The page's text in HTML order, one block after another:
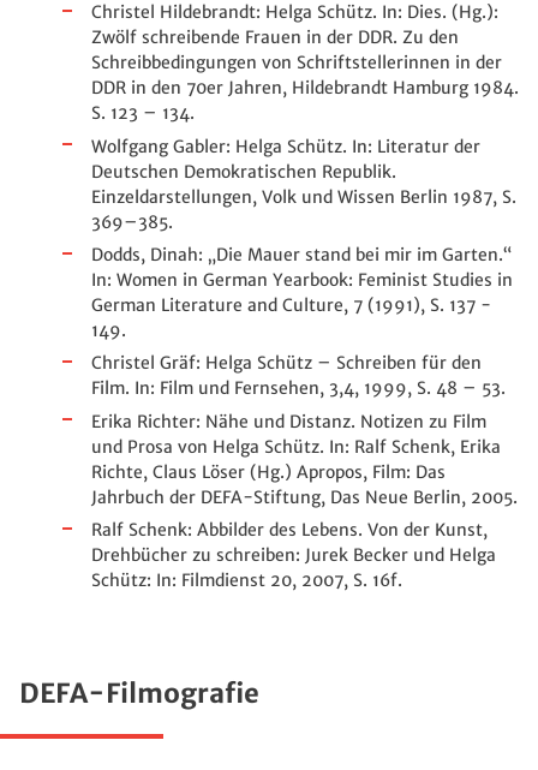
Christel Hildebrandt: Helga Schütz. In: Dies. (Hg.):
Zwölf schreibende Frauen in der DDR. Zu den
Schreibbedingungen von Schriftstellerinnen in der
DDR in den 70er Jahren, Hildebrandt Hamburg 1984.
S. 123 – 134.
Wolfgang Gabler: Helga Schütz. In: Literatur der
Deutschen Demokratischen Republik.
Einzeldarstellungen, Volk und Wissen Berlin 1987, S.
369–385.
Dodds, Dinah: „Die Mauer stand bei mir im Garten.“
In: Women in German Yearbook: Feminist Studies in
German Literature and Culture, 7 (1991), S. 137 -
149.
Christel Gräf: Helga Schütz – Schreiben für den
Film. In: Film und Fernsehen, 3,4, 1999, S. 48 – 53.
Erika Richter: Nähe und Distanz. Notizen zu Film
und Prosa von Helga Schütz. In: Ralf Schenk, Erika
Richte, Claus Löser (Hg.) Apropos, Film: Das
Jahrbuch der DEFA-Stiftung, Das Neue Berlin, 2005.
Ralf Schenk: Abbilder des Lebens. Von der Kunst,
Drehbücher zu schreiben: Jurek Becker und Helga
Schütz: In: Filmdienst 20, 2007, S. 16f.
DEFA-Filmografie